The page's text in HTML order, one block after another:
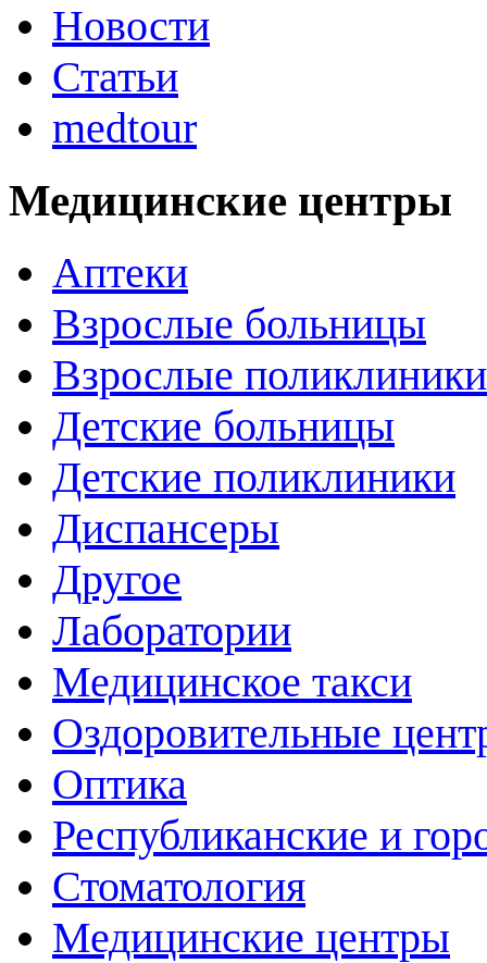
Новости
Статьи
medtour
Медицинские центры
Аптеки
Взрослые больницы
Взрослые поликлиники
Детские больницы
Детские поликлиники
Диспансеры
Другое
Лаборатории
Медицинское такси
Оздоровительные
Оптика
Республиканские и
Стоматология
Медицинские центры